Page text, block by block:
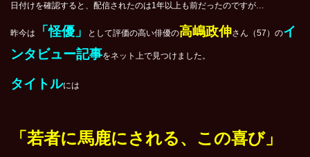
日付けを確認すると、配信されたのは1年以上も前だったのですが…
昨今は 「怪優」 として評価の高い俳優の高嶋政伸さん（57）のイ
ンタビュー記事をネット上で見つけました。
タイトルには
「若者に馬鹿にされる、この喜び」